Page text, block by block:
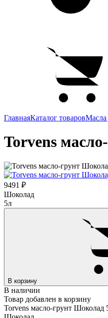
ГлавнаяКаталог товаровМасла
Torvens
9491 ₽
Шоколад
5л
В корзину
В наличии
Товар добавлен в корзину
Torvens масло-грунт Шоколад